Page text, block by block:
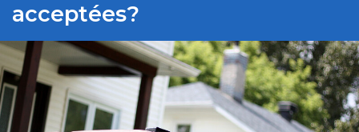
acceptées?